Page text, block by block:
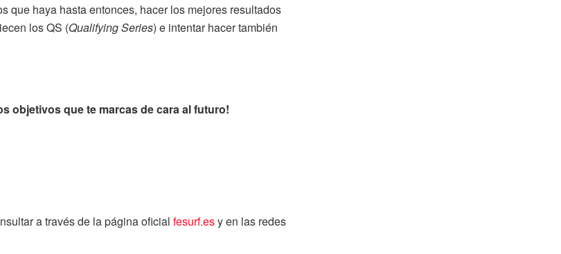
que haya hasta entonces, hacer los mejores resultados
los QS (Qualifying Series) e intentar hacer también
objetivos que te marcas de cara al futuro!
a través de la página oficial fesurf.esy en las redes